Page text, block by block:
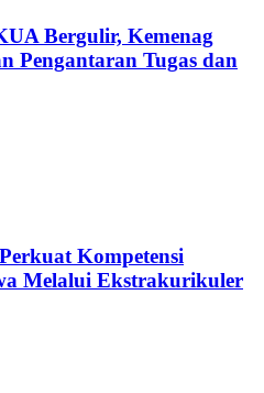
Bergulir, Kemenag
Pengantaran Tugas dan
Kompetensi
Melalui Ekstrakurikuler